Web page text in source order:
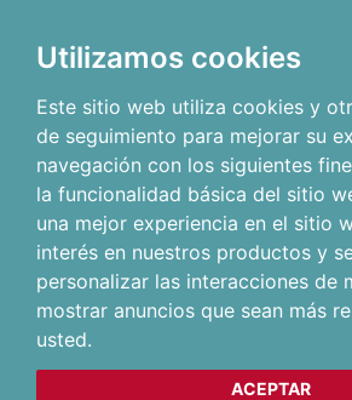
Utilizamos cookies
Este sitio web utiliza cookies y
de seguimiento para mejorar su
navegación con los siguientes
la funcionalidad básica del sitio
una mejor experiencia en el sitio
interés en nuestros productos y
personalizar las interacciones de
mostrar anuncios que sean más
usted.
ACEPTAR